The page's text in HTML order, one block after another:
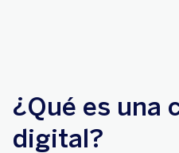
¿Qué es una
digital?